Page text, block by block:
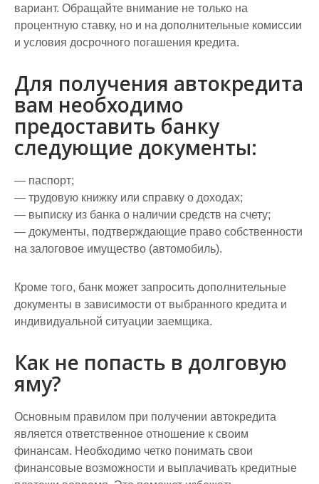
вариант. Обращайте внимание не только на
процентную ставку, но и на дополнительные комиссии
и условия досрочного погашения кредита.
Для получения автокредита
вам необходимо
предоставить банку
следующие документы:
— паспорт;
— трудовую книжку или справку о доходах;
— выписку из банка о наличии средств на счету;
— документы, подтверждающие право собственности
на залоговое имущество (автомобиль).
Кроме того, банк может запросить дополнительные
документы в зависимости от выбранного кредита и
индивидуальной ситуации заемщика.
Как не попасть в долговую
яму?
Основным правилом при получении автокредита
является ответственное отношение к своим
финансам. Необходимо четко понимать свои
финансовые возможности и выплачивать кредитные